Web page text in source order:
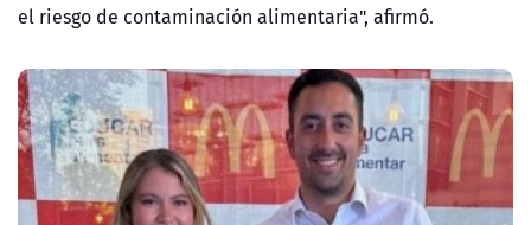
el riesgo de contaminación alimentaria", afirmó.